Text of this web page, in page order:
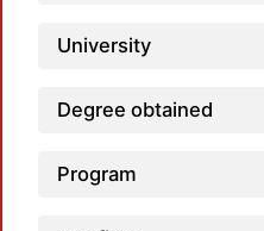
University
Degree obtained
Program